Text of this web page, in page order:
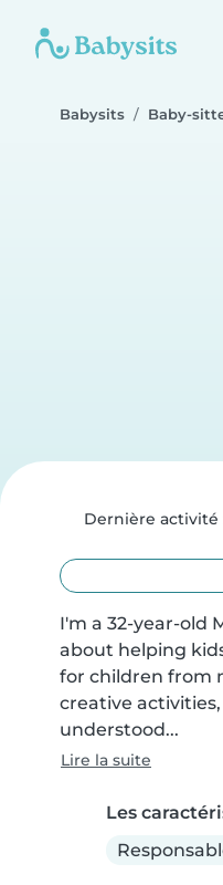
Babysits Baby-
Dernière activité
I'm a 32-year-old
about helping
for children from
creative
understood...
Lire la suite
Les